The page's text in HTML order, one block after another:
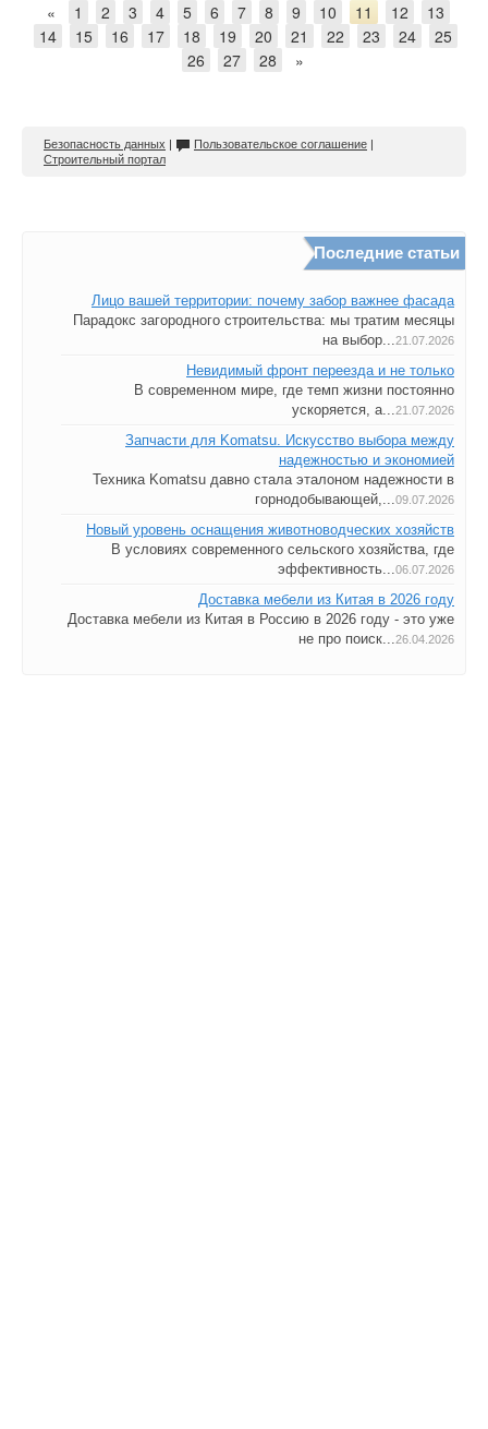
« 1 2 3 4 5 6 7 8 9 10 11 12
13
14
15 16 17 18 19 20 21 22 23 24
25
26
27 28 »
Безопасность данных | Пользовательское соглашение |
Строительный портал
Последние статьи
Лицо вашей территории: почему забор важнее фасада
Парадокс загородного строительства: мы тратим месяцы
на выбор...21.07.2026
Невидимый фронт переезда и не только
В современном мире, где темп жизни постоянно
ускоряется, а...21.07.2026
Запчасти для Komatsu. Искусство выбора между
надежностью и экономией
Техника Komatsu давно стала эталоном надежности в
горнодобывающей,...09.07.2026
Новый уровень оснащения животноводческих хозяйств
В условиях современного сельского хозяйства, где
эффективность...06.07.2026
Доставка мебели из Китая в 2026 году
Доставка мебели из Китая в Россию в 2026 году - это уже
не про поиск...26.04.2026